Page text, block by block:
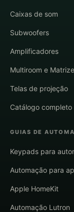
Caixas de som
Subwoofers
Amplificadores
Multiroom e
Telas de projeção
Catálogo completo
GUIAS DE
Keypads para
Automação para
Apple HomeKit
Automação Lutron